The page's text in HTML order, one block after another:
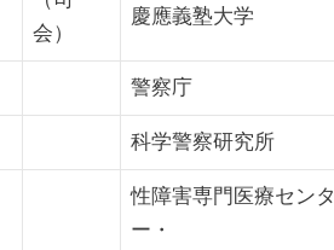
会）
慶應義塾大学
警察庁
科学警察研究所
性障害専門医療センタ
ー・